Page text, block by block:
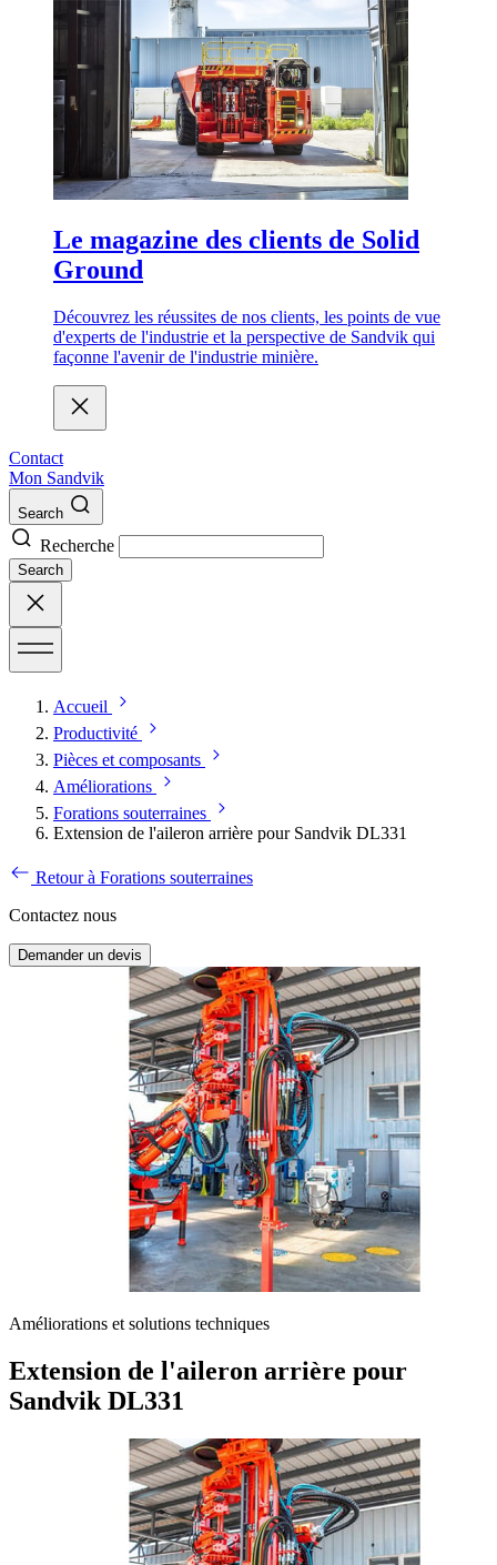
Le magazine des clients de Solid
Ground
Découvrez les réussites de nos clients, les points de vue
d'experts de l'industrie et la perspective de Sandvik qui
façonne l'avenir de l'industrie minière.
Contact
Mon Sandvik
Search
Recherche
Search
Accueil
Productivité
Pièces et composants
Améliorations
Forations souterraines
Extension de l'aileron arrière pour Sandvik DL331
Retour à Forations souterraines
Contactez nous
Demander un devis
Améliorations et solutions techniques
Extension de l'aileron arrière pour
Sandvik DL331